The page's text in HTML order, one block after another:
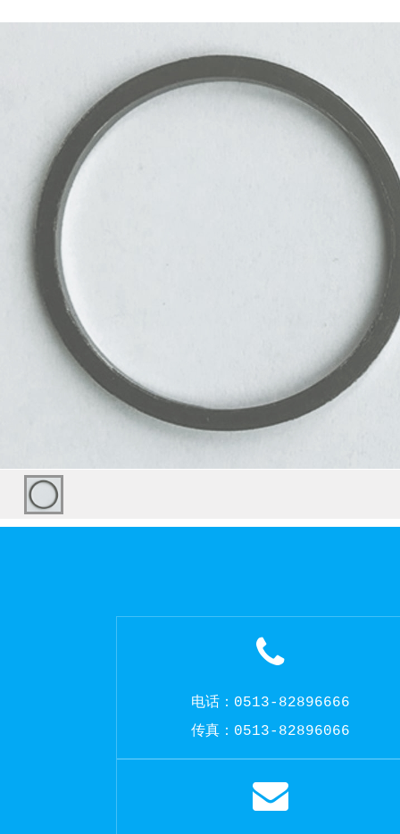
电话：0513-82896666
传真：0513-82896066